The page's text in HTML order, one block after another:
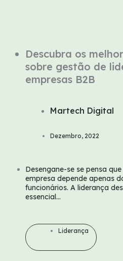
Descubra os
sobre gestão de
empresas B2B
Martech Digital
Dezembro, 2022
Desengane-se se pensa
empresa depende apenas
funcionários. A liderança
essencial...
Liderança